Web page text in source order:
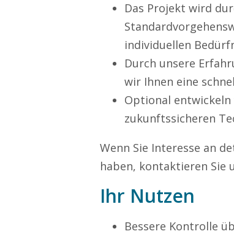
Das Projekt wird
individuellen
Durch unsere
wir Ihnen eine
Optional
zukunftssicheren
Wenn Sie Interesse an
haben, kontaktieren Sie
Ihr Nutzen
Bessere Kontrolle